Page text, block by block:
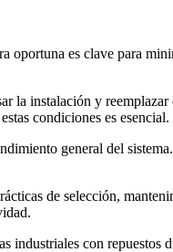
oportuna es clave para
la instalación y
condiciones es esencial.
general del
de selección,
industriales con repuestos